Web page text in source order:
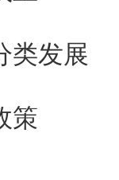
类发展
策